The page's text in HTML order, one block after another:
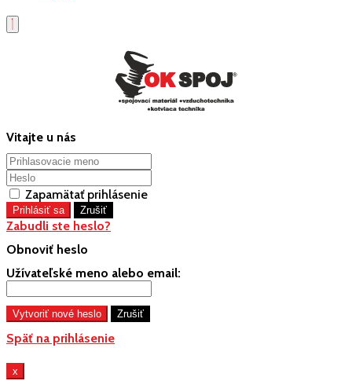
Vitajte u nás
Zapamätať prihlásenie
Zabudli ste heslo?
Obnoviť heslo
Užívateľské meno alebo email:
Späť na prihlásenie
x